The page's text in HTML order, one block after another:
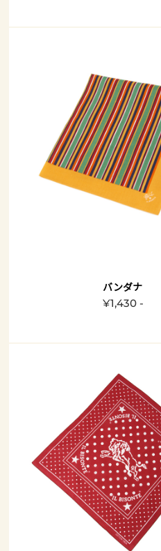
バンダナ
¥1,430 -